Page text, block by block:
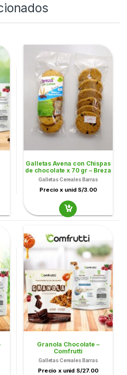
Galletas Avena con Chispas
de chocolate x 70 gr – Breza
Galletas Cereales Barras
Precio x unid S/3.00
Granola Chocolate –
Comfrutti
Galletas Cereales Barras
Precio x unid S/27.00